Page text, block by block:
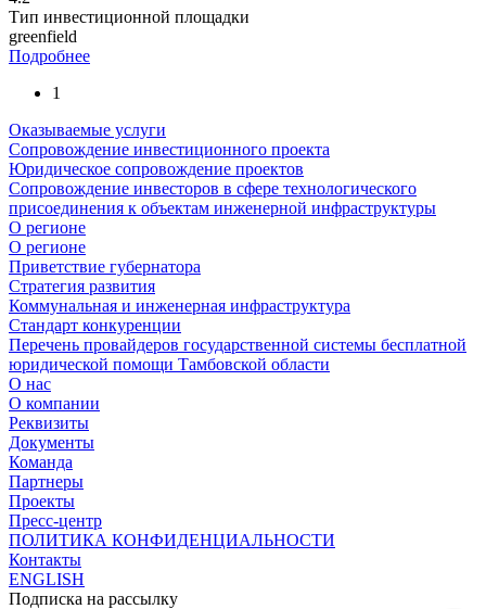
Тип инвестиционной площадки
greenfield
Подробнее
1
Оказываемые услуги
Сопровождение инвестиционного проекта
Юридическое сопровождение проектов
Сопровождение инвесторов в сфере технологического
присоединения к объектам инженерной инфраструктуры
О регионе
О регионе
Приветствие губернатора
Стратегия развития
Коммунальная и инженерная инфраструктура
Стандарт конкуренции
Перечень провайдеров государственной системы бесплатной
юридической помощи Тамбовской области
О нас
О компании
Реквизиты
Документы
Команда
Партнеры
Проекты
Пресс-центр
ПОЛИТИКА КОНФИДЕНЦИАЛЬНОСТИ
Контакты
ENGLISH
Подписка на рассылку